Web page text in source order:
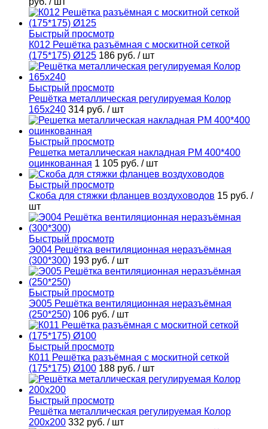
Быстрый просмотр
К012 Решётка разъёмная с москитной сеткой
(175*175) Ø125 186 руб. / шт
Быстрый просмотр
Решётка металлическая регулируемая Колор
165х240 314 руб. / шт
Быстрый просмотр
Решетка металлическая накладная РМ 400*400
оцинкованная 1 105 руб. / шт
Быстрый просмотр
Скоба для стяжки фланцев воздуховодов 15 руб. /
шт
Быстрый просмотр
Э004 Решётка вентиляционная неразъёмная
(300*300) 193 руб. / шт
Быстрый просмотр
Э005 Решётка вентиляционная неразъёмная
(250*250) 106 руб. / шт
Быстрый просмотр
К011 Решётка разъёмная с москитной сеткой
(175*175) Ø100 188 руб. / шт
Быстрый просмотр
Решётка металлическая регулируемая Колор
200х200 332 руб. / шт